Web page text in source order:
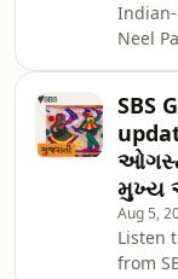
Neel
SBS
family.
SBS
મુખ્ય
Aug 5,
Listen
from